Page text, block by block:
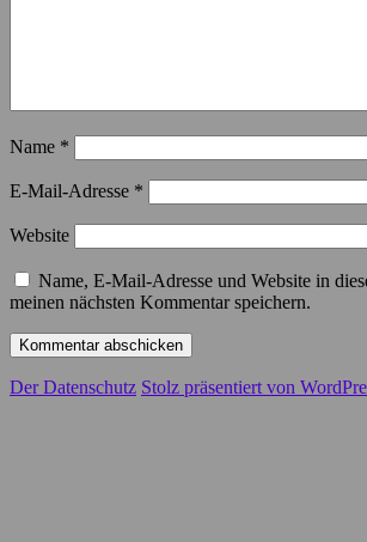
Name *
E-Mail-Adresse *
Website
Name, E-Mail-Adresse und Website in
meinen nächsten Kommentar speichern.
Der Datenschutz Stolz präsentiert von